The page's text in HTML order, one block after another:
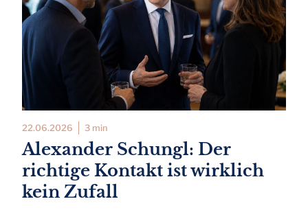
22.06.2026 3 min
Alexander Schungl: Der
richtige Kontakt ist wirklich
kein Zufall